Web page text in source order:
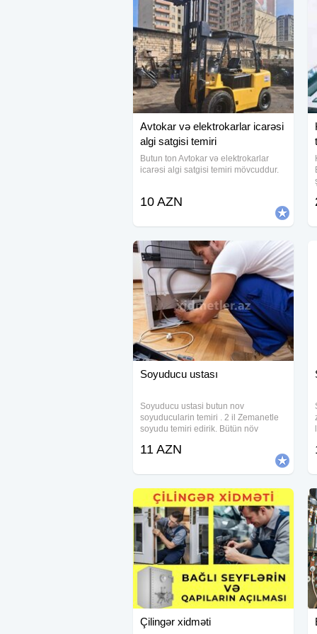
Avtokar və elektrokarlar icarəsi
algi satgisi temiri
Butun ton Avtokar və elektrokarlar
icarəsi algi satgisi temiri mövcuddur.
10 AZN
Soyuducu ustası
Soyuducu ustasi butun nov
soyuducularin temiri . 2 il Zemanetle
soyudu temiri edirik. Bütün növ
və düzgün təmir edirik. Peşəkar
Soyuducu təmiri
11 AZN
Çilingər xidməti